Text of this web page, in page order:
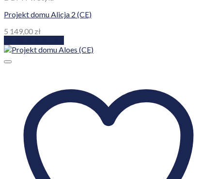
Projekt domu Alicja 2 (CE)
5 149,00 zł